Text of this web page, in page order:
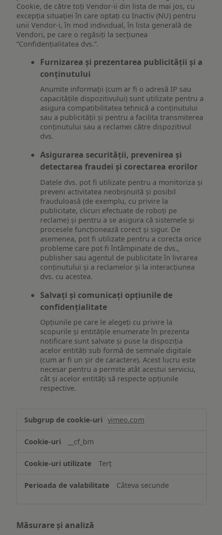
Cookie, de către toți Vendor-ii din lista de mai jos, cu
excepția situației în care optați cu Inactiv (NU) pentru
unii Vendor-i, în mod individual, în lista generală de
Vendori, pe care o regăsiți la secțiunea
“Confidențialitatea dvs.”.
Furnizarea și prezentarea publicității și a
conținutului
Anumite informații (cum ar fi o adresă IP sau
capacitățile dispozitivului) sunt utilizate pentru a
asigura compatibilitatea tehnică a conținutului
sau a publicității și pentru a facilita transmiterea
conținutului sau a reclamei către dispozitivul
dvs.
Asigurarea securității, prevenirea și
detectarea fraudei și corectarea erorilor
Datele dvs. pot fi utilizate pentru a monitoriza și
preveni activitatea neobișnuită și posibil
frauduloasă (de exemplu, cu privire la
publicitate, clicuri efectuate de roboți pe
reclame) și pentru a se asigura că sistemele și
procesele funcționează corect și sigur. De
asemenea, pot fi utilizate pentru a corecta orice
probleme care pot fi întâmpinate de dvs.,
publisher sau agentul de publicitate în livrarea
conținutului și a reclamelor și la interacțiunea
dvs. cu acestea.
Salvați și comunicați opțiunile de
confidențialitate
Opțiunile pe care le alegeți cu privire la
scopurile și entitățile enumerate în prezenta
notificare sunt salvate și puse la dispoziția
acelor entități sub formă de semnale digitale
(cum ar fi un șir de caractere). Acest lucru este
necesar pentru a permite atât acestui serviciu,
cât și acelor entități să respecte opțiunile
respective.
Asigurarea
funcționalităților
website-
ului
vimeo.com
__cf_bm
Terț
Câteva secunde
Măsurare și analiză